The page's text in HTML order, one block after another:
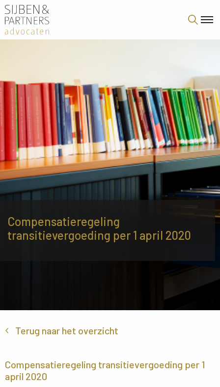
Compensatieregeling
transitievergoeding per 1 april 2020
Terug naar het overzicht
Compensatieregeling transitievergoeding per 1
april 2020